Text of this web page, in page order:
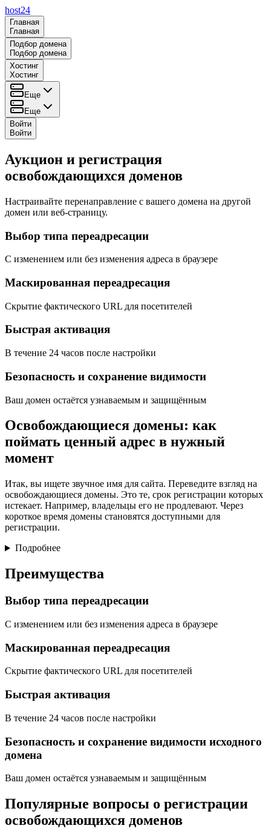
host24
Главная
Главная
Подбор домена
Подбор домена
Хостинг
Хостинг
Еще
Еще
Войти
Войти
Аукцион и регистрация
освобождающихся доменов
Настраивайте перенаправление с вашего домена на другой
домен или веб-страницу.
Выбор типа переадресации
С изменением или без изменения адреса в браузере
Маскированная переадресация
Скрытие фактического URL для посетителей
Быстрая активация
В течение 24 часов после настройки
Безопасность и сохранение видимости
Ваш домен остаётся узнаваемым и защищённым
Освобождающиеся домены: как
поймать ценный адрес в нужный
момент
Итак, вы ищете звучное имя для сайта. Переведите взгляд на
освобождающиеся домены. Это те, срок регистрации которых
истекает. Например, владельцы его не продлевают. Через
короткое время домены становятся доступными для
регистрации.
Подробнее
Преимущества
Выбор типа переадресации
С изменением или без изменения адреса в браузере
Маскированная переадресация
Скрытие фактического URL для посетителей
Быстрая активация
В течение 24 часов после настройки
Безопасность и сохранение видимости исходного
домена
Ваш домен остаётся узнаваемым и защищённым
Популярные вопросы о регистрации
освобождающихся доменов